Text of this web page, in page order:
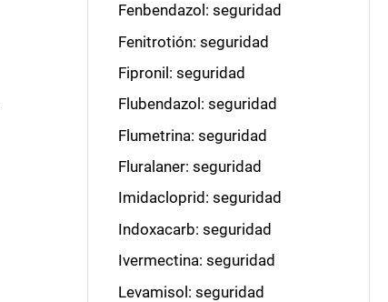
Fenbendazol: seguridad
Fenitrotión: seguridad
Fipronil: seguridad
Flubendazol: seguridad
Flumetrina: seguridad
Fluralaner: seguridad
Imidacloprid: seguridad
Indoxacarb: seguridad
Ivermectina: seguridad
Levamisol: seguridad